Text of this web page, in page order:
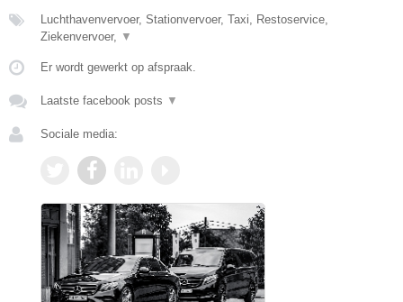
Luchthavenvervoer, Stationvervoer, Taxi, Restoservice,
Ziekenvervoer,
▼
Er wordt gewerkt op afspraak.
Laatste facebook posts ▼
Sociale media: